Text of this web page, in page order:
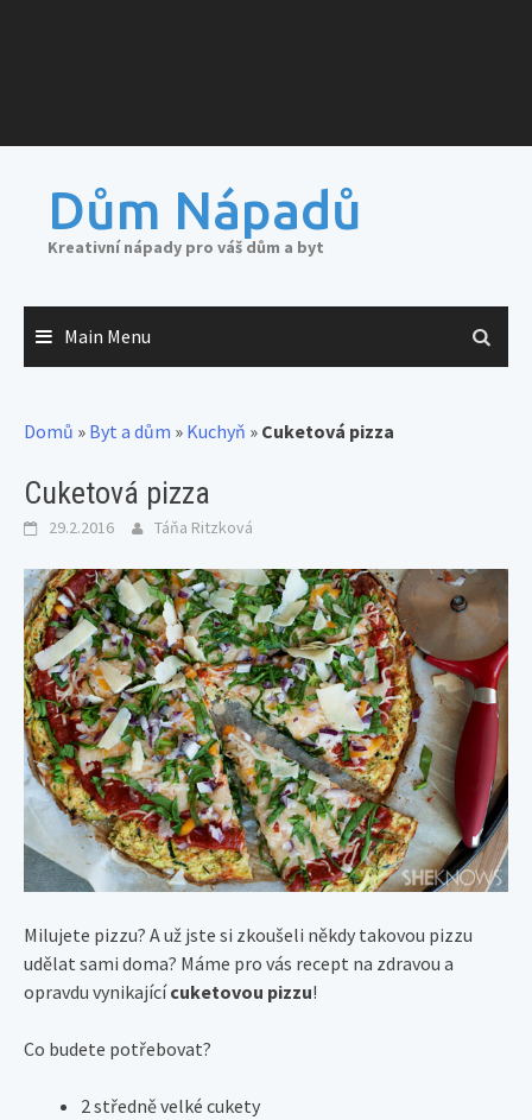
Dům Nápadů
Kreativní nápady pro váš dům a byt
Main Menu
Domů » Byt a dům » Kuchyň » Cuketová pizza
Cuketová pizza
29.2.2016 Táňa Ritzková
Milujete pizzu? A už jste si zkoušeli někdy takovou pizzu
udělat sami doma? Máme pro vás recept na zdravou a
opravdu vynikajícícuketovou pizzu!
Co budete potřebovat?
2 středně velké cukety